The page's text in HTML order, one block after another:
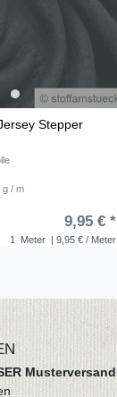
Stepper
g / m
1 Meter | 9,95 € / Meter
9,95 € *
Musterversand